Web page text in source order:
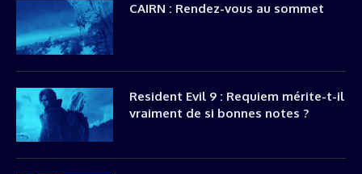
CAIRN : Rendez-vous au sommet
Resident Evil 9 : Requiem mérite-t-il
vraiment de si bonnes notes ?